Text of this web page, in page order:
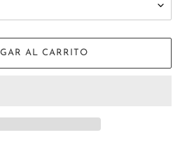
AL CARRITO